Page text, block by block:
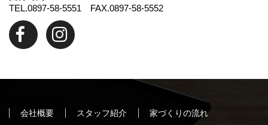
TEL.0897-58-5551 FAX.0897-58-5552
会社概要 スタッフ紹介 家づくりの流れ